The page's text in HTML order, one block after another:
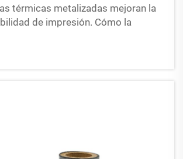
térmicas metalizadas mejoran la
de impresión. Cómo la
térmica aprovecha el
obtener resultados premium.
la impresión por transferencia